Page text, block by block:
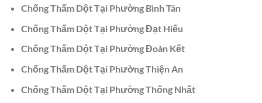
Chống Thấm Dột Tại Phường Bình Tân
Chống Thấm Dột Tại Phường Đạt Hiếu
Chống Thấm Dột Tại Phường Đoàn Kết
Chống Thấm Dột Tại Phường Thiện An
Chống Thấm Dột Tại Phường Thống Nhất